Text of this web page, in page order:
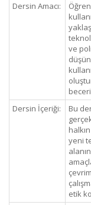
Dersin Amacı:
ve
Dersin İçeriği:
Bu
yeni
etik